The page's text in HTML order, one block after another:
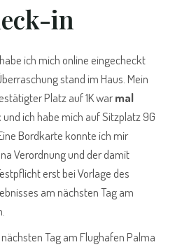
in
ich mich online eingecheckt
stand im Haus. Mein
Platz auf 1K warmal
und ich habe mich auf Sitzplatz 9G
Bordkarte konnte ich mir
Verordnung und der damit
erst bei Vorlage des
am nächsten Tag am
Tag am Flughafen Palma